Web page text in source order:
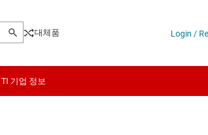
대체품
TI 기업 정보